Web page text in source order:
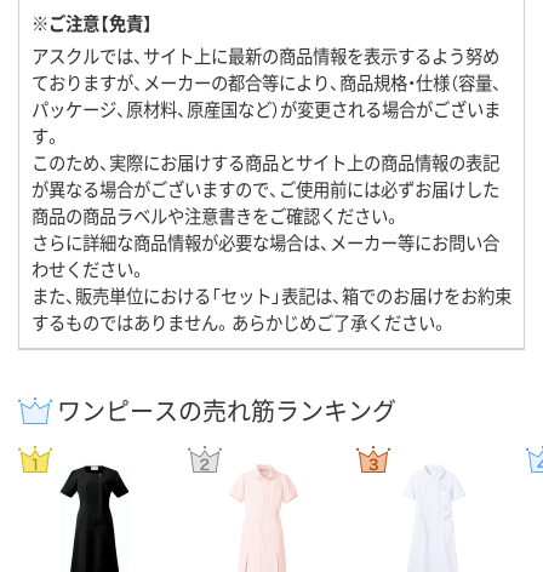
※ご注意【免責】
アスクルでは、サイト上に最新の商品情報を表示するよう努め
ておりますが、メーカーの都合等により、商品規格・仕様（容量、
パッケージ、原材料、原産国など）が変更される場合がございま
す。
このため、実際にお届けする商品とサイト上の商品情報の表記
が異なる場合がございますので、ご使用前には必ずお届けした
商品の商品ラベルや注意書きをご確認ください。
さらに詳細な商品情報が必要な場合は、メーカー等にお問い合
わせください。
また、販売単位における「セット」表記は、箱でのお届けをお約束
するものではありません。あらかじめご了承ください。
ワンピースの売れ筋ランキング